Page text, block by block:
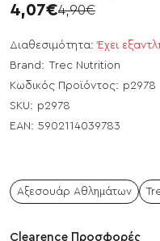
Διαθεσιμότητα: Έχει
Brand: Trec Nutrition
Κωδικός Προϊόντος: p2978
SKU: p2978
EAN: 5902114039783
4,07€4,90€
Αξεσουάρ Αθλημάτων
Clearence Προσφορές